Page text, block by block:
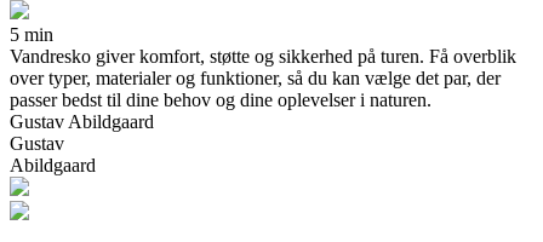
5 min
Vandresko giver komfort, støtte og sikkerhed på turen. Få overblik
over typer, materialer og funktioner, så du kan vælge det par, der
passer bedst til dine behov og dine oplevelser i naturen.
Gustav Abildgaard
Gustav
Abildgaard